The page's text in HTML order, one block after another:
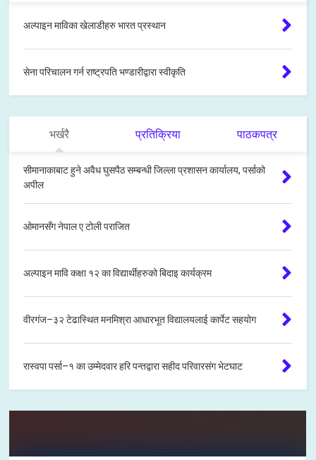
अल्पाइन माविका खेलाडीहरु भारत प्रस्थान
सेना परिचालन गर्न राष्ट्रपति भण्डारीद्वारा स्वीकृति
भर्खरै प्रतिक्रिया पाठकपत्र
सीमानाकाबाट हुने अवैध घुसपैठ सम्बन्धी जिल्ला प्रशासन कार्यालय, पर्साको
अपील
ओमानसँग नेपाल ए टोली पराजित
अल्पाइन मावि कक्षा १२ का विद्यार्थीहरुको बिदाइ कार्यक्रम
वीरगंज–३२ टेढास्थित मनमिश्रा आधारभूत विद्यालयलाई कार्पेट सहयोग
रास्वपा पर्सा–१ का उम्मेदवार हरि पन्तद्वारा सहीद परिवारसंग भेटघाट